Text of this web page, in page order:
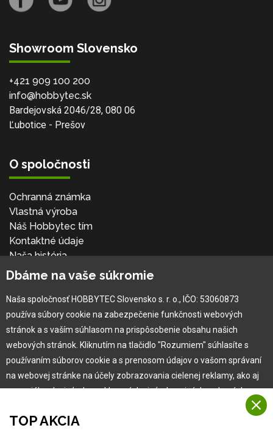
Showroom Slovensko
+421 909 100 200
info@hobbytec.sk
Bardejovská 2046/28, 080 06
Ľubotice - Prešov
O spoločnosti
Ochranná známka
Vlastná výroba
Náš Hobbytec tím
Kontaktné údaje
Naša história
Kariéra
Pre zákazníka
Garancia najlepšej ceny
Užívateľský manuál
Obchodné podmienky
Zákazník & partner
Novinky
TOP AKCIA
Dbáme na vaše súkromie
Naša spoločnosť HOBBYTEC Slovensko s. r. o., IČO: 53060873
používa súbory cookie na zabezpečenie funkčnosti webových
stránok a s vaším súhlasom na prispôsobenie obsahu našich
webových stránok. Kliknutím na tlačidlo "Rozumiem" súhlasíte s
používaním súborov cookie a s prenosom údajov o vašom správaní
na webovej stránke na účely zobrazovania cielenej reklamy, ako aj
na sociálnych sieťach a reklamných sieťach na iných webových
Viac informácií